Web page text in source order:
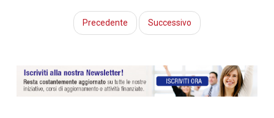
Precedente Successivo